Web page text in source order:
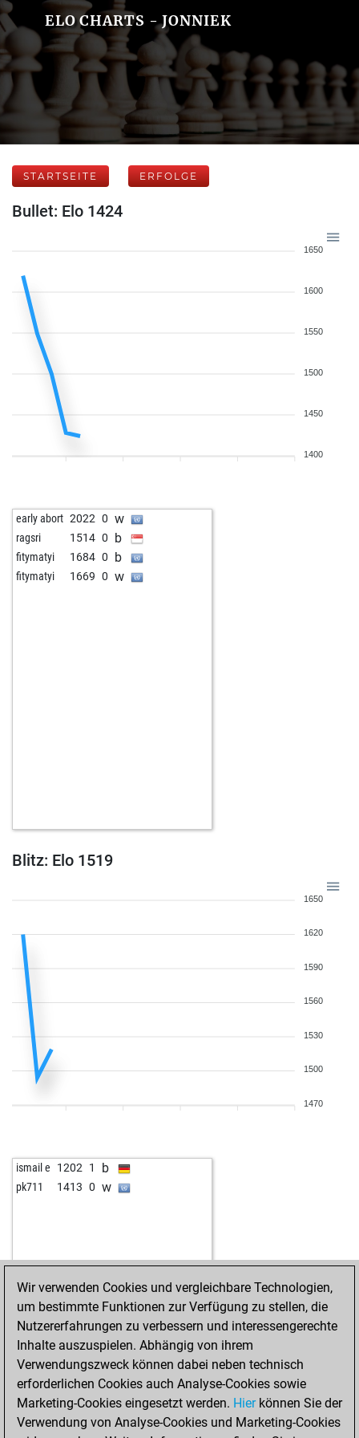
ELO CHARTS - JONNIEK
STARTSEITE ERFOLGE
Bullet: Elo 1424
1650
1600
1550
1500
1450
1400
early abort 2022 0 w
ragsri 1514 0 b
fitymatyi 1684 0 b
fitymatyi 1669 0 w
Blitz: Elo 1519
1650
1620
1590
1560
1530
1500
1470
ismail e 1202 1 b
pk711 1413 0 w
Wir verwenden Cookies und vergleichbare Technologien,
um bestimmte Funktionen zur Verfügung zu stellen, die
Nutzererfahrungen zu verbessern und interessengerechte
Inhalte auszuspielen. Abhängig von ihrem
Verwendungszweck können dabei neben technisch
erforderlichen Cookies auch Analyse-Cookies sowie
Marketing-Cookies eingesetzt werden. Hierkönnen Sie der
Verwendung von Analyse-Cookies und Marketing-Cookies